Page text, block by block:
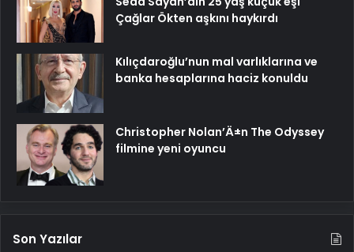
Çağlar Ökten aşkını haykırdı
Kılıçdaroğlu’nun mal varlıklarına ve
banka hesaplarına haciz konuldu
Christopher Nolan’Ä±n The Odyssey
filmine yeni oyuncu
Son Yazılar